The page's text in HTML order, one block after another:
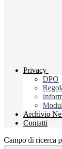
Privacy
DPO
Archivio
Contatti
Campo di ricerca